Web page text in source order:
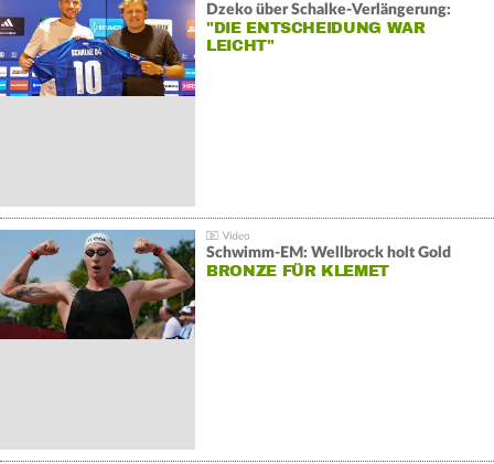
Dzeko über Schalke-Verlängerung:
"DIE ENTSCHEIDUNG WAR
LEICHT"
Schwimm-EM: Wellbrock holt Gold
BRONZE FÜR KLEMET